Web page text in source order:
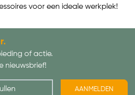
voor een ideale werkplek!
of actie.
nieuwsbrief!
AANMELDEN